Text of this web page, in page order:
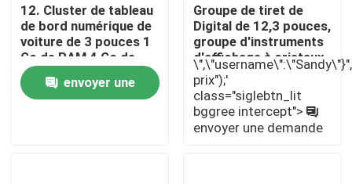
Tous les cas
Demande de soumission
12. Cluster de tableau
de bord numérique de
voiture de 3 pouces 1
Go de RAM 4 Go de
ROM prend en charge
plusieurs langues
envoyer une
Groupe de tiret de
Digital de 12,3 pouces,
groupe d'instruments
d'affichage à cristaux
liquides adapté BMW
série 3 E90 E92 E93
prix");'
class="siglebtn_lit
bggree intercept">
envoyer une demande